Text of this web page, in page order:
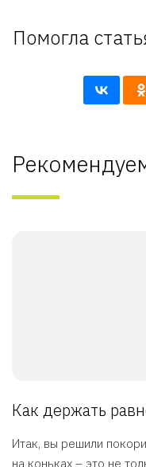
Помогла
Как держать
Итак, вы решили
на коньках – это не